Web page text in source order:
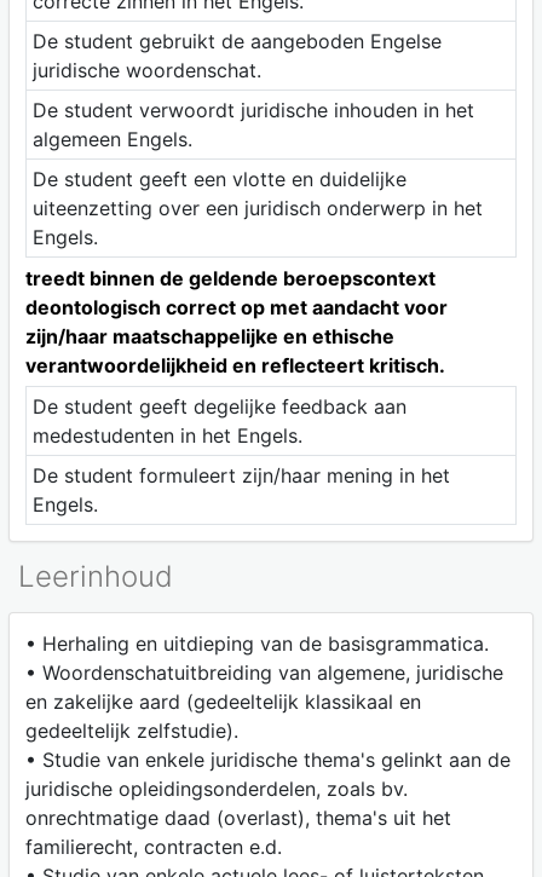
De student gebruikt de aangeboden Engelse
juridische woordenschat.
De student verwoordt juridische inhouden in het
algemeen Engels.
De student geeft een vlotte en duidelijke
uiteenzetting over een juridisch onderwerp in het
Engels.
treedt binnen de geldende beroepscontext
deontologisch correct op met aandacht voor
zijn/haar maatschappelijke en ethische
verantwoordelijkheid en reflecteert kritisch.
De student geeft degelijke feedback aan
medestudenten in het Engels.
De student formuleert zijn/haar mening in het
Engels.
Leerinhoud
• Herhaling en uitdieping van de basisgrammatica.
• Woordenschatuitbreiding van algemene, juridische
en zakelijke aard (gedeeltelijk klassikaal en
gedeeltelijk zelfstudie).
• Studie van enkele juridische thema's gelinkt aan de
juridische opleidingsonderdelen, zoals bv.
onrechtmatige daad (overlast), thema's uit het
familierecht, contracten e.d.